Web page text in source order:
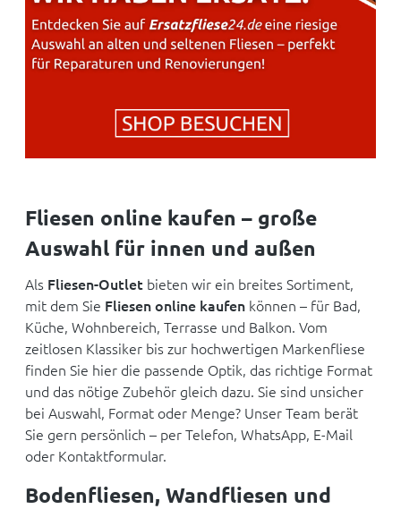
Fliesen online kaufen – große
Auswahl für innen und außen
Als Fliesen-Outlet bieten wir ein breites Sortiment,
mit dem Sie Fliesen online kaufen können – für Bad,
Küche, Wohnbereich, Terrasse und Balkon. Vom
zeitlosen Klassiker bis zur hochwertigen Markenfliese
finden Sie hier die passende Optik, das richtige Format
und das nötige Zubehör gleich dazu. Sie sind unsicher
bei Auswahl, Format oder Menge? Unser Team berät
Sie gern persönlich – per Telefon, WhatsApp, E-Mail
oder Kontaktformular.
Bodenfliesen, Wandfliesen und